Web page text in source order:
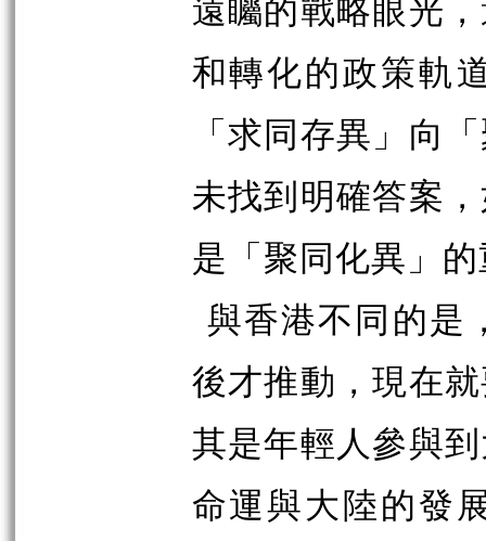
和轉化的政策軌
「求同存異」向
未找到明確答案
是「聚同化異」
與香港不同的是
後才推動，現在
其是年輕人參與
命運與大陸的發